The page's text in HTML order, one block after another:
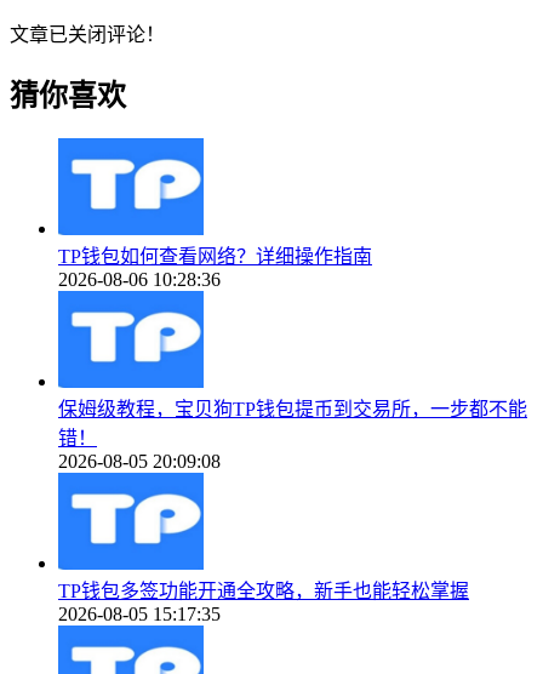
文章已关闭评论！
猜你喜欢
TP钱包如何查看网络？详细操作指南
2026-08-06 10:28:36
保姆级教程，宝贝狗TP钱包提币到交易所，一步都不能
错！
2026-08-05 20:09:08
TP钱包多签功能开通全攻略，新手也能轻松掌握
2026-08-05 15:17:35